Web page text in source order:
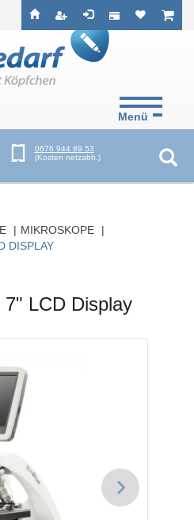
ist leerist
Menü
0676 944 89 53
(Kosten netzabh.)
MIKROSKOPE
DISPLAY
LCD Display